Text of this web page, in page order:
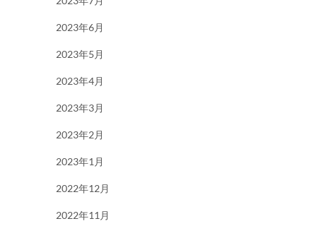
2023年6月
2023年5月
2023年4月
2023年3月
2023年2月
2023年1月
2022年12月
2022年11月